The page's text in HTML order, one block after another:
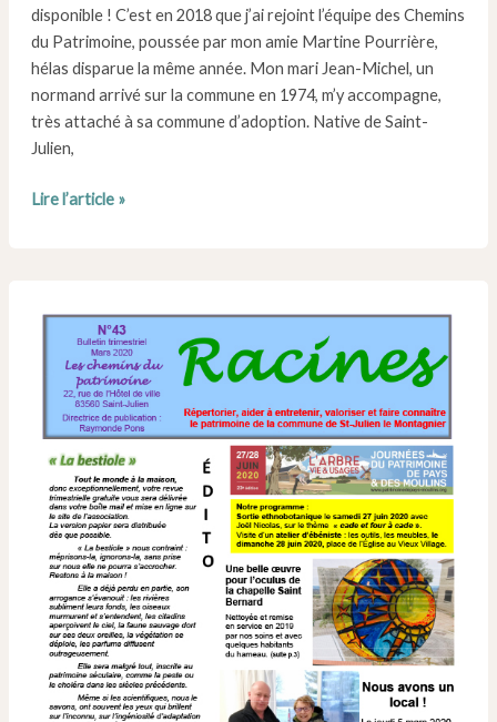
disponible ! C’est en 2018 que j’ai rejoint l’équipe des Chemins
du Patrimoine, poussée par mon amie Martine Pourrière,
hélas disparue la même année. Mon mari Jean-Michel, un
normand arrivé sur la commune en 1974, m’y accompagne,
très attaché à sa commune d’adoption. Native de Saint-
Julien,
Numéro
Lire l’article »